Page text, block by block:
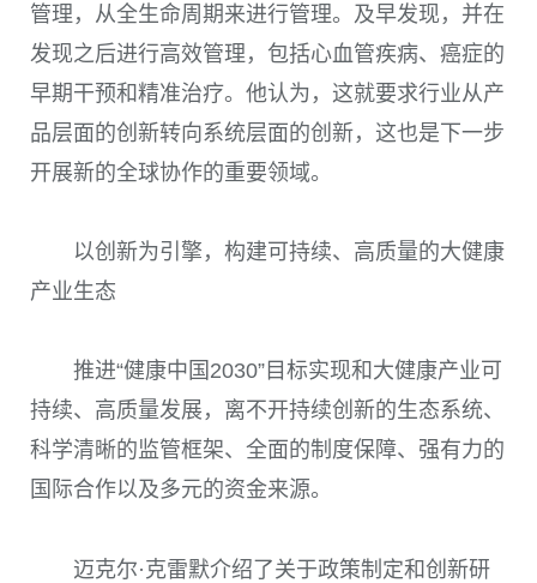
管理，从全生命周期来进行管理。及早发现，并在
发现之后进行高效管理，包括心血管疾病、癌症的
早期干预和精准治疗。他认为，这就要求行业从产
品层面的创新转向系统层面的创新，这也是下一步
开展新的全球协作的重要领域。
以创新为引擎，构建可持续、高质量的大健康
产业生态
推进“健康中国2030”目标实现和大健康产业可
持续、高质量发展，离不开持续创新的生态系统、
科学清晰的监管框架、全面的制度保障、强有力的
国际合作以及多元的资金来源。
迈克尔·克雷默介绍了关于政策制定和创新研